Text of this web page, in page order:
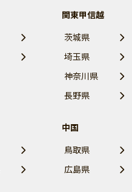
関東甲信越
茨城県
埼玉県
神奈川県
長野県
中国
鳥取県
広島県